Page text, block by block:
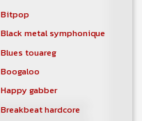
Bitpop
Black metal symphonique
Blues touareg
Boogaloo
Happy gabber
Breakbeat hardcore